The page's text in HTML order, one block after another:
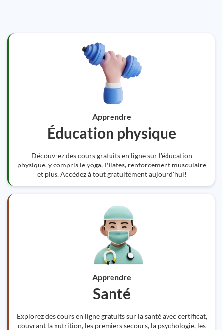
Apprendre
Éducation physique
Découvrez des cours gratuits en ligne sur l'éducation
physique, y compris le yoga, Pilates, renforcement musculaire
et plus. Accédez à tout gratuitement aujourd'hui!
Apprendre
Santé
Explorez des cours en ligne gratuits sur la santé avec certificat,
couvrant la nutrition, les premiers secours, la psychologie, les